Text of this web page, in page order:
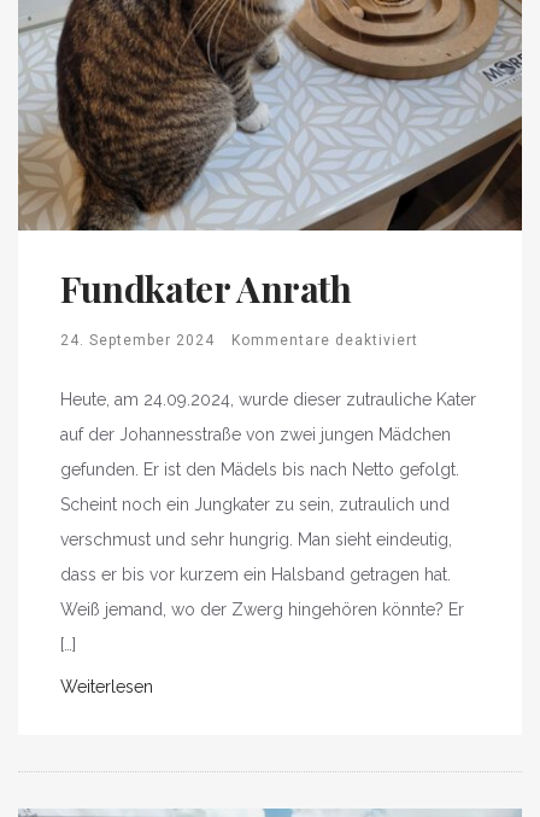
Fundkater Anrath
24. September 2024 Kommentare deaktiviert
Heute, am 24.09.2024, wurde dieser zutrauliche Kater
auf der Johannesstraße von zwei jungen Mädchen
gefunden. Er ist den Mädels bis nach Netto gefolgt.
Scheint noch ein Jungkater zu sein, zutraulich und
verschmust und sehr hungrig. Man sieht eindeutig,
dass er bis vor kurzem ein Halsband getragen hat.
Weiß jemand, wo der Zwerg hingehören könnte? Er
[…]
Weiterlesen